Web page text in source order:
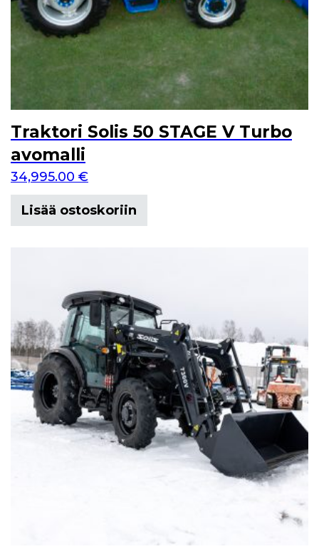
Traktori Solis 50 STAGE V Turbo
avomalli
34,995.00 €
Lisää ostoskoriin